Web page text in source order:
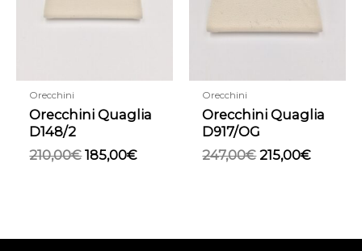
Orecchini
Orecchini Quaglia
D148/2
210,00€ 185,00€
Orecchini
Orecchini Quaglia
D917/OG
247,00€ 215,00€